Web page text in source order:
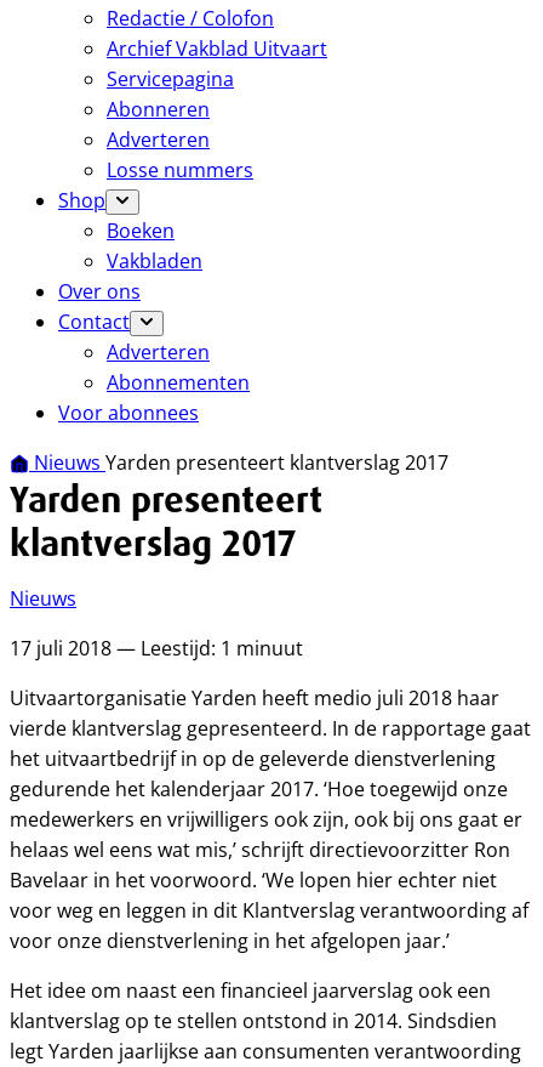
Redactie / Colofon
Archief Vakblad Uitvaart
Servicepagina
Abonneren
Adverteren
Losse nummers
Shop
Boeken
Vakbladen
Over ons
Contact
Adverteren
Abonnementen
Voor abonnees
Nieuws Yarden presenteert klantverslag 2017
Yarden presenteert
klantverslag 2017
Nieuws
17 juli 2018 — Leestijd: 1 minuut
Uitvaartorganisatie Yarden heeft medio juli 2018 haar
vierde klantverslag gepresenteerd. In de rapportage gaat
het uitvaartbedrijf in op de geleverde dienstverlening
gedurende het kalenderjaar 2017. ‘Hoe toegewijd onze
medewerkers en vrijwilligers ook zijn, ook bij ons gaat er
helaas wel eens wat mis,’ schrijft directievoorzitter Ron
Bavelaar in het voorwoord. ‘We lopen hier echter niet
voor weg en leggen in dit Klantverslag verantwoording af
voor onze dienstverlening in het afgelopen jaar.’
Het idee om naast een financieel jaarverslag ook een
klantverslag op te stellen ontstond in 2014. Sindsdien
legt Yarden jaarlijkse aan consumenten verantwoording